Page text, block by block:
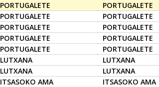
PORTUGALETE
PORTUGALETE
PORTUGALETE
PORTUGALETE
PORTUGALETE
PORTUGALETE
PORTUGALETE
PORTUGALETE
PORTUGALETE
PORTUGALETE
LUTXANA
LUTXANA
LUTXANA
LUTXANA
ITSASOKO AMA
ITSASOKO AMA